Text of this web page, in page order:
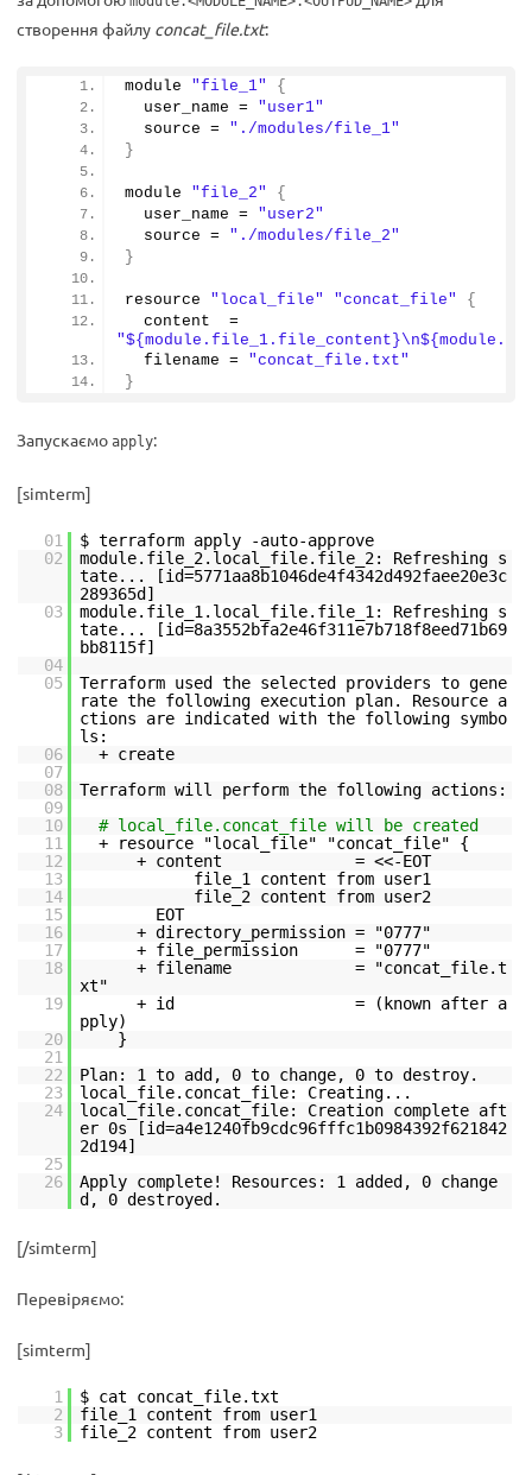
створення файлу concat_file.txt:
module "file_1"
{
  user_name =
"user1"
  source =
"./modules/file_1"
}
module "file_2"
{
  user_name =
"user2"
  source =
"./modules/file_2"
}
resource "local_file" "concat_file"
{
  filename =
"concat_file.txt"
}
Запускаємо apply:
[simterm]
01
$ terraform apply -auto-approve
02
module.file_2.local_file.file_2: Refreshing s
tate... [id=5771aa8b1046de4f4342d492faee20e3c
289365d]
03
module.file_1.local_file.file_1: Refreshing s
tate... [id=8a3552bfa2e46f311e7b718f8eed71b69
bb8115f]
04
05
Terraform used the selected providers to gene
rate the following execution plan. Resource a
ctions are indicated with the following symbo
ls:
06
+ create
07
08
Terraform will perform the following actions:
09
10
# local_file.concat_file will be created
11
+ resource "local_file" "concat_file" {
12
+ content = <<-EOT
13
file_1 content from user1
14
file_2 content from user2
15
EOT
16
+ directory_permission = "0777"
17
+ file_permission = "0777"
18
+ filename = "concat_file.t
xt"
19
+ id = (known after a
pply)
20
}
21
22
Plan: 1 to add, 0 to change, 0 to destroy.
23
local_file.concat_file: Creating...
24
local_file.concat_file: Creation complete aft
er 0s [id=a4e1240fb9cdc96fffc1b0984392f621842
2d194]
25
26
Apply complete! Resources: 1 added, 0 change
d, 0 destroyed.
[/simterm]
Перевіряємо:
[simterm]
1
$ cat concat_file.txt
2
file_1 content from user1
3
file_2 content from user2